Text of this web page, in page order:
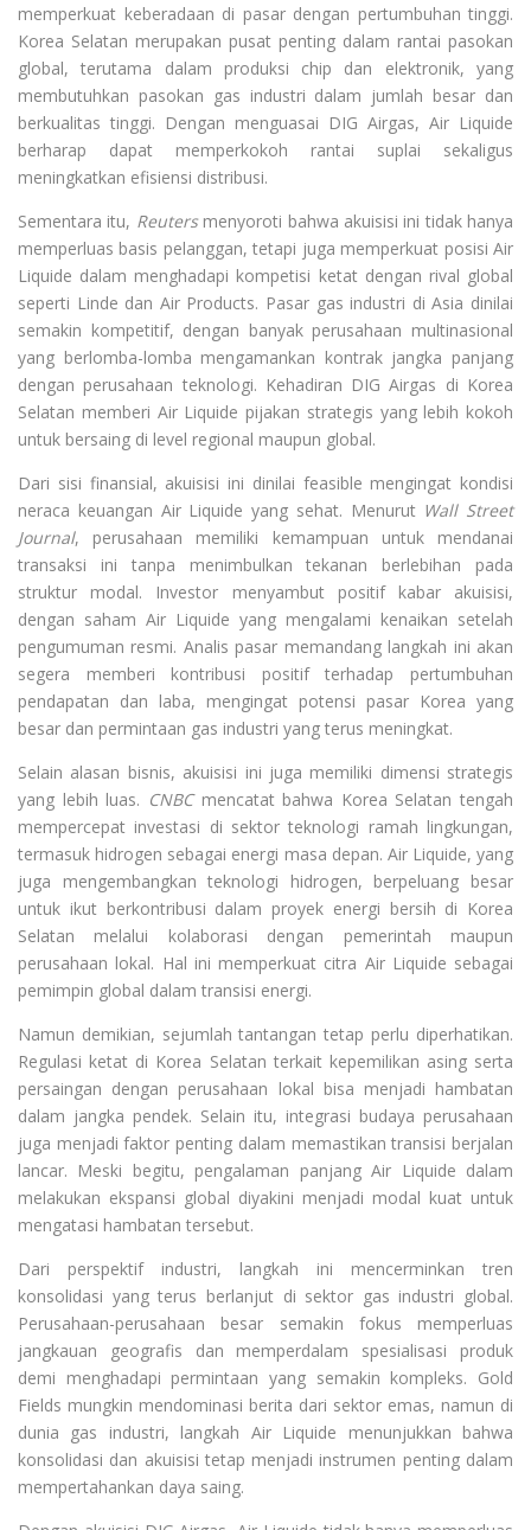
memperkuat keberadaan di pasar dengan pertumbuhan tinggi.
Korea Selatan merupakan pusat penting dalam rantai pasokan
global, terutama dalam produksi chip dan elektronik, yang
membutuhkan pasokan gas industri dalam jumlah besar dan
berkualitas tinggi. Dengan menguasai DIG Airgas, Air Liquide
berharap dapat memperkokoh rantai suplai sekaligus
meningkatkan efisiensi distribusi.
Sementara itu, Reutersmenyoroti bahwa akuisisi ini tidak hanya
memperluas basis pelanggan, tetapi juga memperkuat posisi Air
Liquide dalam menghadapi kompetisi ketat dengan rival global
seperti Linde dan Air Products. Pasar gas industri di Asia dinilai
semakin kompetitif, dengan banyak perusahaan multinasional
yang berlomba-lomba mengamankan kontrak jangka panjang
dengan perusahaan teknologi. Kehadiran DIG Airgas di Korea
Selatan memberi Air Liquide pijakan strategis yang lebih kokoh
untuk bersaing di level regional maupun global.
Dari sisi finansial, akuisisi ini dinilai feasible mengingat kondisi
neraca keuangan Air Liquide yang sehat. Menurut Wall Street
Journal, perusahaan memiliki kemampuan untuk mendanai
transaksi ini tanpa menimbulkan tekanan berlebihan pada
struktur modal. Investor menyambut positif kabar akuisisi,
dengan saham Air Liquide yang mengalami kenaikan setelah
pengumuman resmi. Analis pasar memandang langkah ini akan
segera memberi kontribusi positif terhadap pertumbuhan
pendapatan dan laba, mengingat potensi pasar Korea yang
besar dan permintaan gas industri yang terus meningkat.
Selain alasan bisnis, akuisisi ini juga memiliki dimensi strategis
yang lebih luas. CNBCmencatat bahwa Korea Selatan tengah
mempercepat investasi di sektor teknologi ramah lingkungan,
termasuk hidrogen sebagai energi masa depan. Air Liquide, yang
juga mengembangkan teknologi hidrogen, berpeluang besar
untuk ikut berkontribusi dalam proyek energi bersih di Korea
Selatan melalui kolaborasi dengan pemerintah maupun
perusahaan lokal. Hal ini memperkuat citra Air Liquide sebagai
pemimpin global dalam transisi energi.
Namun demikian, sejumlah tantangan tetap perlu diperhatikan.
Regulasi ketat di Korea Selatan terkait kepemilikan asing serta
persaingan dengan perusahaan lokal bisa menjadi hambatan
dalam jangka pendek. Selain itu, integrasi budaya perusahaan
juga menjadi faktor penting dalam memastikan transisi berjalan
lancar. Meski begitu, pengalaman panjang Air Liquide dalam
melakukan ekspansi global diyakini menjadi modal kuat untuk
mengatasi hambatan tersebut.
Dari perspektif industri, langkah ini mencerminkan tren
konsolidasi yang terus berlanjut di sektor gas industri global.
Perusahaan-perusahaan besar semakin fokus memperluas
jangkauan geografis dan memperdalam spesialisasi produk
demi menghadapi permintaan yang semakin kompleks. Gold
Fields mungkin mendominasi berita dari sektor emas, namun di
dunia gas industri, langkah Air Liquide menunjukkan bahwa
konsolidasi dan akuisisi tetap menjadi instrumen penting dalam
mempertahankan daya saing.